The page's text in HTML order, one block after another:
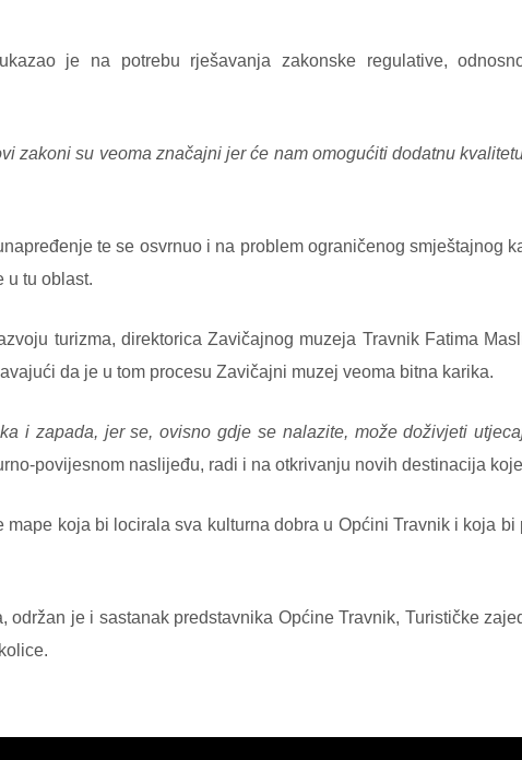
je na potrebu rješavanja zakonske regulative,
zakoni su veoma značajni jer će nam omogućiti dodatnu
te se osvrnuo i na problem ograničenog smještajnog
u tu oblast.
turizma, direktorica Zavičajnog muzeja Travnik Fatima
da je u tom procesu Zavičajni muzej veoma bitna karika.
i zapada, jer se, ovisno gdje se nalazite, može doživjeti
povijesnom naslijeđu, radi i na otkrivanju novih destinacija
koja bi locirala sva kulturna dobra u Općini Travnik i koja
je i sastanak predstavnika Općine Travnik, Turističke